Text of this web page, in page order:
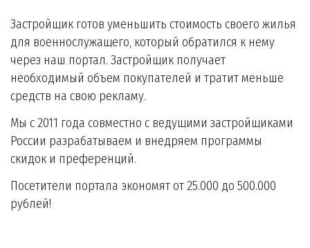
Застройщик готов уменьшить стоимость своего жилья
для военнослужащего, который обратился к нему
через наш портал. Застройщик получает
необходимый объем покупателей и тратит меньше
средств на свою рекламу.
Мы с 2011 года совместно с ведущими застройщиками
России разрабатываем и внедряем программы
скидок и преференций.
Посетители портала экономят от 25.000 до 500.000
рублей!